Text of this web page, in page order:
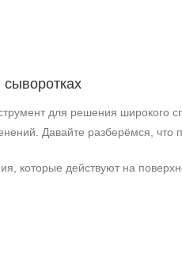
для решения широкого
Давайте разберёмся, что
которые действуют на